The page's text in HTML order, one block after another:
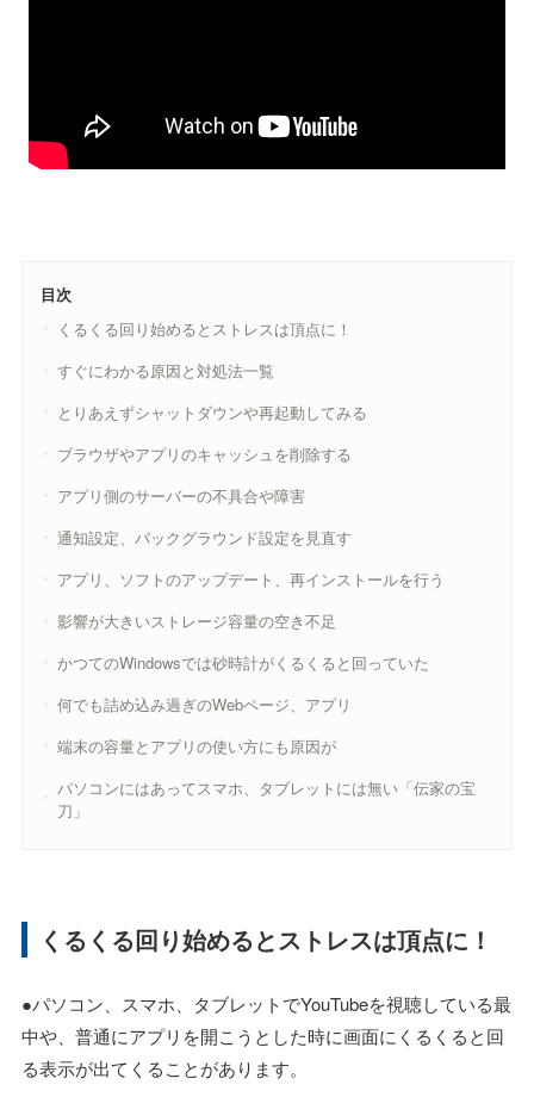
目次
くるくる回り始めるとストレスは頂点に！
すぐにわかる原因と対処法一覧
とりあえずシャットダウンや再起動してみる
ブラウザやアプリのキャッシュを削除する
アプリ側のサーバーの不具合や障害
通知設定、バックグラウンド設定を見直す
アプリ、ソフトのアップデート、再インストールを行う
影響が大きいストレージ容量の空き不足
かつてのWindowsでは砂時計がくるくると回っていた
何でも詰め込み過ぎのWebページ、アプリ
端末の容量とアプリの使い方にも原因が
パソコンにはあってスマホ、タブレットには無い「伝家の宝
刀」
くるくる回り始めるとストレスは頂点に！
●パソコン、スマホ、タブレットでYouTubeを視聴している最
中や、普通にアプリを開こうとした時に画面にくるくると回
る表示が出てくることがあります。